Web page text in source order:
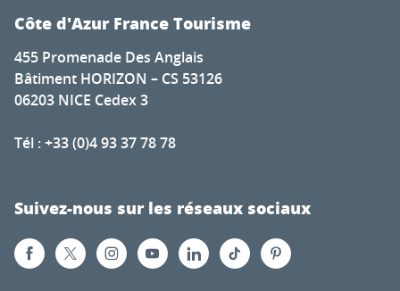
Côte d'Azur France Tourisme
455 Promenade Des Anglais
Bâtiment HORIZON – CS 53126
06203 NICE Cedex 3
Tél : +33 (0)4 93 37 78 78
Suivez-nous sur les réseaux sociaux